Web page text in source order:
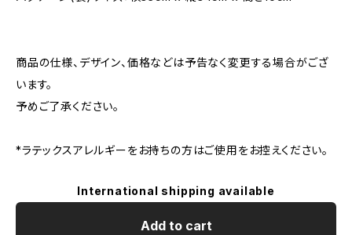
商品の仕様、デザイン、価格などは予告なく変更する場合がござ
います。
予めご了承ください。
*ラテックスアレルギーをお持ちの方はご使用をお控えください。
International shipping available
Add to cart